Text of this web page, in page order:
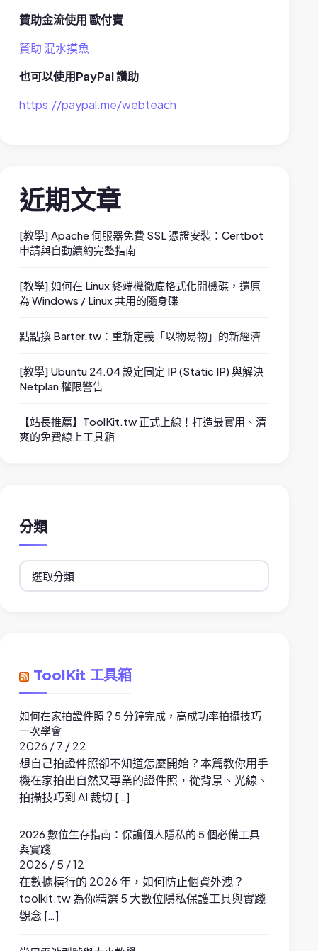
贊助金流使用 歐付寶
贊助 混水摸魚
也可以使用PayPal 讚助
https://paypal.me/webteach
近期文章
[教學] Apache 伺服器免費 SSL 憑證安裝：Certbot
申請與自動續約完整指南
[教學] 如何在 Linux 終端機徹底格式化開機碟，還原
為 Windows / Linux 共用的隨身碟
點點換 Barter.tw：重新定義「以物易物」的新經濟
[教學] Ubuntu 24.04 設定固定 IP (Static IP) 與解決
Netplan 權限警告
【站長推薦】ToolKit.tw 正式上線！打造最實用、清
爽的免費線上工具箱
分類
分
類
ToolKit 工具箱
如何在家拍證件照？5 分鐘完成，高成功率拍攝技巧
一次學會
2026 / 7 / 22
想自己拍證件照卻不知道怎麼開始？本篇教你用手
機在家拍出自然又專業的證件照，從背景、光線、
拍攝技巧到 AI 裁切 […]
2026 數位生存指南：保護個人隱私的 5 個必備工具
與實踐
2026 / 5 / 12
在數據橫行的 2026 年，如何防止個資外洩？
toolkit.tw 為你精選 5 大數位隱私保護工具與實踐
觀念 […]